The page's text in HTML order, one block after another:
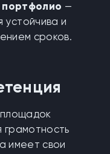
портфолио —
устойчива и
сроков.
площадок
грамотность
имеет свои